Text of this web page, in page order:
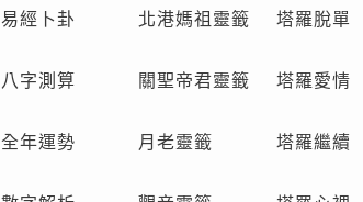
易經卜卦
八字測算
全年運勢
北港媽祖靈籤
關聖帝君靈籤
月老靈籤
塔羅脫單
塔羅愛情
塔羅繼續